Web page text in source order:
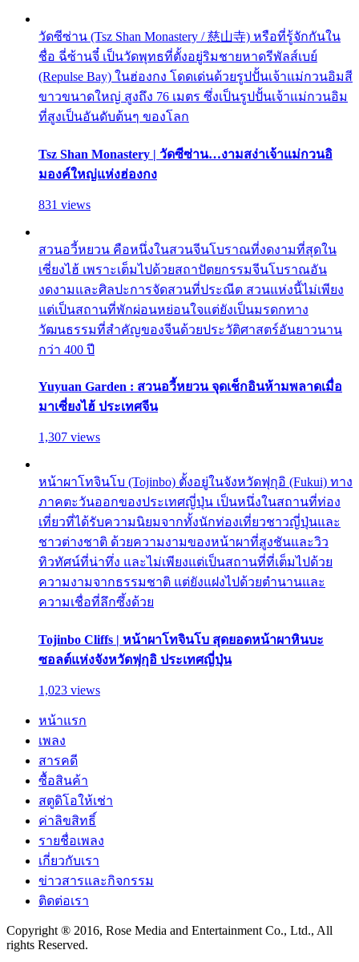
วัดซีซ่าน (Tsz Shan Monastery / 慈山寺) หรือที่รู้จักกันใน
ชื่อ ฉี่ซ้านจี๋ เป็นวัดพุทธที่ตั้งอยู่ริมชายหาดรีพัลส์เบย์
(Repulse Bay) ในฮ่องกง โดดเด่นด้วยรูปปั้นเจ้าแม่กวนอิมสี
ขาวขนาดใหญ่ สูงถึง 76 เมตร ซึ่งเป็นรูปปั้นเจ้าแม่กวนอิม
ที่สูงเป็นอันดับต้นๆ ของโลก
Tsz Shan Monastery | วัดซีซ่าน…งามสง่าเจ้าแม่กวนอิ
มองค์ใหญ่แห่งฮ่องกง
831 views
สวนอวี้หยวน คือหนึ่งในสวนจีนโบราณที่งดงามที่สุดใน
เซี่ยงไฮ้ เพราะเต็มไปด้วยสถาปัตยกรรมจีนโบราณอัน
งดงามและศิลปะการจัดสวนที่ประณีต สวนแห่งนี้ไม่เพียง
แต่เป็นสถานที่พักผ่อนหย่อนใจแต่ยังเป็นมรดกทาง
วัฒนธรรมที่สำคัญของจีนด้วยประวัติศาสตร์อันยาวนาน
กว่า 400 ปี
Yuyuan Garden : สวนอวี้หยวน จุดเช็กอินห้ามพลาดเมื่อ
มาเซี่ยงไฮ้ ประเทศจีน
1,307 views
หน้าผาโทจินโบ (Tojinbo) ตั้งอยู่ในจังหวัดฟุกุอิ (Fukui) ทาง
ภาคตะวันออกของประเทศญี่ปุ่น เป็นหนึ่งในสถานที่ท่อง
เที่ยวที่ได้รับความนิยมจากทั้งนักท่องเที่ยวชาวญี่ปุ่นและ
ชาวต่างชาติ ด้วยความงามของหน้าผาที่สูงชันและวิว
ทิวทัศน์ที่น่าทึ่ง และไม่เพียงแต่เป็นสถานที่ที่เต็มไปด้วย
ความงามจากธรรมชาติ แต่ยังแฝงไปด้วยตำนานและ
ความเชื่อที่ลึกซึ้งด้วย
Tojinbo Cliffs | หน้าผาโทจินโบ สุดยอดหน้าผาหินบะ
ซอลต์แห่งจังหวัดฟุกุอิ ประเทศญี่ปุ่น
1,023 views
หน้าแรก
เพลง
สารคดี
ซื้อสินค้า
สตูดิโอให้เช่า
ค่าลิขสิทธิ์
รายชื่อเพลง
เกี่ยวกับเรา
ข่าวสารและกิจกรรม
ติดต่อเรา
Copyright ® 2016, Rose Media and Entertainment Co., Ltd., All
rights Reserved.